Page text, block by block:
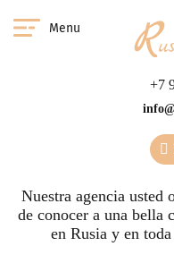
Menu
+7
Nuestra agencia usted
de conocer a una bella
en Rusia y en